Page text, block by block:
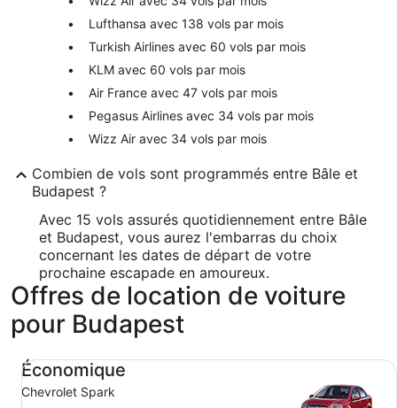
Lufthansa avec 138 vols par mois
Turkish Airlines avec 60 vols par mois
KLM avec 60 vols par mois
Air France avec 47 vols par mois
Pegasus Airlines avec 34 vols par mois
Wizz Air avec 34 vols par mois
Combien de vols sont programmés entre Bâle et
Budapest ?
Avec 15 vols assurés quotidiennement entre Bâle
et Budapest, vous aurez l'embarras du choix
concernant les dates de départ de votre
prochaine escapade en amoureux.
Offres de location de voiture
pour Budapest
Économique
Chevrolet Spark
Économique Chevrolet Spark